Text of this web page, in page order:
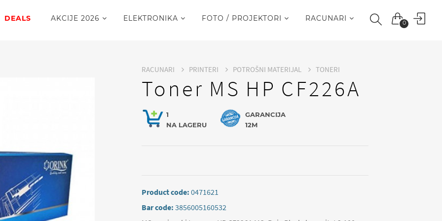
0
DEALS AKCIJE 2026 ELEKTRONIKA FOTO / PROJEKTORI RACUNARI
RACUNARI PRINTERI POTROŠNI MATERIJAL TONERI
Toner MS HP CF226A
1
NA LAGERU
GARANCIJA
12M
Product code:0471621
Bar code:3856005160532